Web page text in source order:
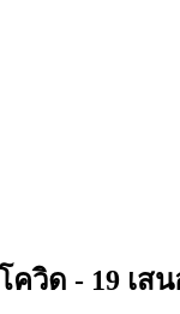
วิด - 19 เส